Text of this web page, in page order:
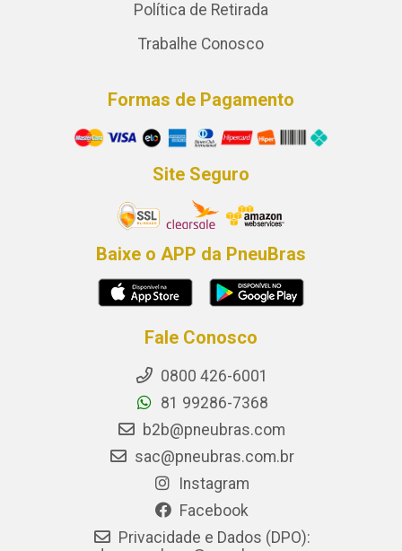
Política de Retirada
Trabalhe Conosco
Formas de Pagamento
Site Seguro
Baixe o APP da PneuBras
Fale Conosco
0800 426-6001
81 99286-7368
b2b@pneubras.com
sac@pneubras.com.br
Instagram
Facebook
Privacidade e Dados (DPO):